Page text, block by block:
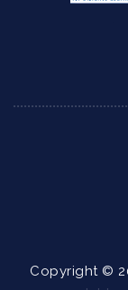
Copyright ©